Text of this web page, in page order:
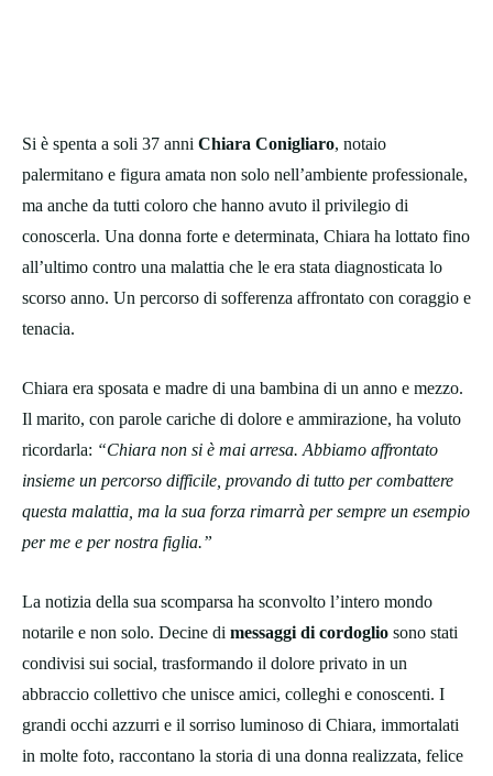
Si è spenta a soli 37 anni Chiara Conigliaro, notaio
palermitano e figura amata non solo nell’ambiente professionale,
ma anche da tutti coloro che hanno avuto il privilegio di
conoscerla. Una donna forte e determinata, Chiara ha lottato fino
all’ultimo contro una malattia che le era stata diagnosticata lo
scorso anno. Un percorso di sofferenza affrontato con coraggio e
tenacia.
Chiara era sposata e madre di una bambina di un anno e mezzo.
Il marito, con parole cariche di dolore e ammirazione, ha voluto
ricordarla: “Chiara non si è mai arresa. Abbiamo affrontato
insieme un percorso difficile, provando di tutto per combattere
questa malattia, ma la sua forza rimarrà per sempre un esempio
per me e per nostra figlia.”
La notizia della sua scomparsa ha sconvolto l’intero mondo
notarile e non solo. Decine di messaggi di cordoglio sono stati
condivisi sui social, trasformando il dolore privato in un
abbraccio collettivo che unisce amici, colleghi e conoscenti. I
grandi occhi azzurri e il sorriso luminoso di Chiara, immortalati
in molte foto, raccontano la storia di una donna realizzata, felice